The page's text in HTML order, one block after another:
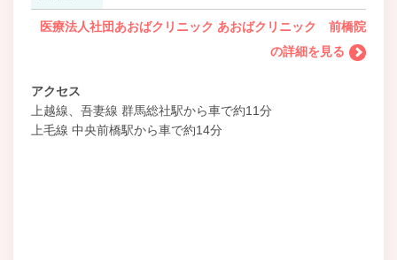
医療法人社団あおばクリニック あおばクリニック 前橋院
の詳細を見る
アクセス
上越線、吾妻線 群馬総社駅から車で約11分
上毛線 中央前橋駅から車で約14分